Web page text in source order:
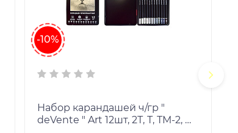
-10%
Набор карандашей ч/гр "
deVente " Art 12шт, 2Т, Т, ТМ-2, М,